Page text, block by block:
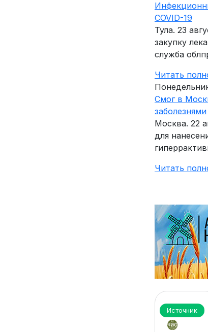
COVID-19
Тула. 23
закупку
служба
Читать
Смог в
заболезнями
Москва. 22
для
Читать
Источник